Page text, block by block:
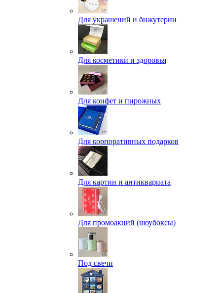
Для украшений и бижутерии
Для косметики и здоровья
Для конфет и пирожных
Для корпоративных подарков
Для картин и антиквариата
Для промоакций (шоубоксы)
Под свечи